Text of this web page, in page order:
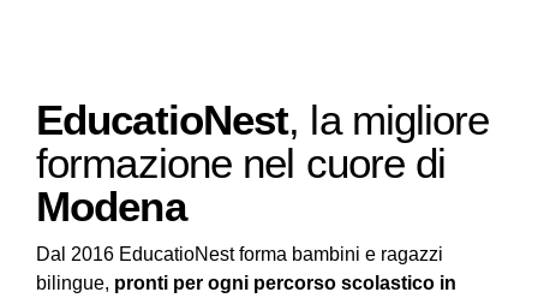
EducatioNest, la migliore
formazione nel cuore di
Modena
Dal 2016 EducatioNest forma bambini e ragazzi
bilingue, pronti per ogni percorso scolastico in